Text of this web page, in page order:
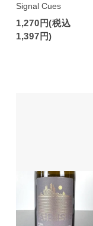
Signal Cues
1,270円(税込
1,397円)